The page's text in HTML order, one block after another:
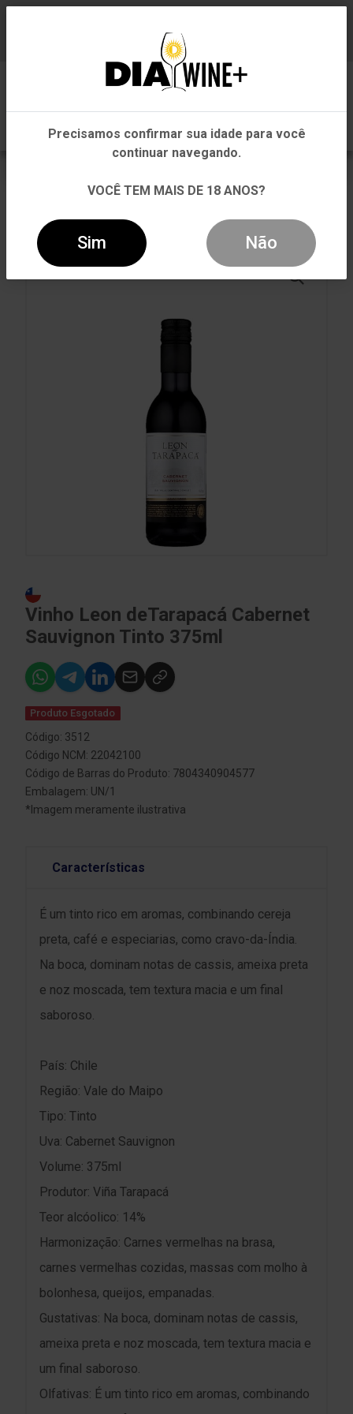
CARNE VERMELHA
TINTO 375ML
Vinho Leon deTarapacá Cabernet
Sauvignon Tinto 375ml
Produto Esgotado
Código: 3512
Código NCM: 22042100
Código de Barras do Produto: 7804340904577
Embalagem: UN/1
*Imagem meramente ilustrativa
Características
É um tinto rico em aromas, combinando cereja
preta, café e especiarias, como cravo-da-Índia.
Na boca, dominam notas de cassis, ameixa preta
e noz moscada, tem textura macia e um final
saboroso.
País: Chile
Região: Vale do Maipo
Tipo: Tinto
Uva: Cabernet Sauvignon
Volume: 375ml
Produtor: Viña Tarapacá
Teor alcóolico: 14%
Harmonização: Carnes vermelhas na brasa,
carnes vermelhas cozidas, massas com molho à
bolonhesa, queijos, empanadas.
Gustativas: Na boca, dominam notas de cassis,
ameixa preta e noz moscada, tem textura macia e
um final saboroso.
Olfativas: É um tinto rico em aromas, combinando
Em que Estado você está?
Pernambuco
Outros Estados
Precisamos confirmar sua idade para você
continuar navegando.
VOCÊ TEM MAIS DE 18 ANOS?
Sim Não